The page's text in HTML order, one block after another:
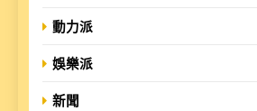
動力派
娛樂派
新聞